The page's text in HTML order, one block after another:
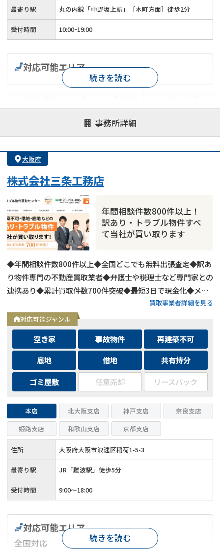
最寄り駅 丸の内線「中野坂上駅」［本町方面］徒歩2分
受付時間 10:00ｰ19:00
事務所詳細
対応可能エリア
士業連携有り
続きを読む
大阪府
株式会社三条工務店
年間相談件数800件以上！
訳あり・トラブル物件すべ
て当社が買い取ります
◆年間相談件数800件以上◆全国どこでも無料出張査定◆訳あ
り物件専門の不動産買取業者◆弁護士や税理士など専門家との
連携あり◆累計買取件数700件突破◆最短3日で現金化◆メー
買取事業者詳細を見る
対応可能ジャンル
空き家 事故物件
再建築不可
底地
借地
共有持分
ゴミ屋敷
任意売却 リースバック
本店 北大阪支店 神戸支店
奈良支店
姫路支店
和歌山支店 京都支店
住所 大阪府大阪市浪速区稲荷1-5-3
最寄り駅 JR「難波駅」徒歩5分
受付時間 9:00～18:00
対応可能エリア
全国対応 続きを読む